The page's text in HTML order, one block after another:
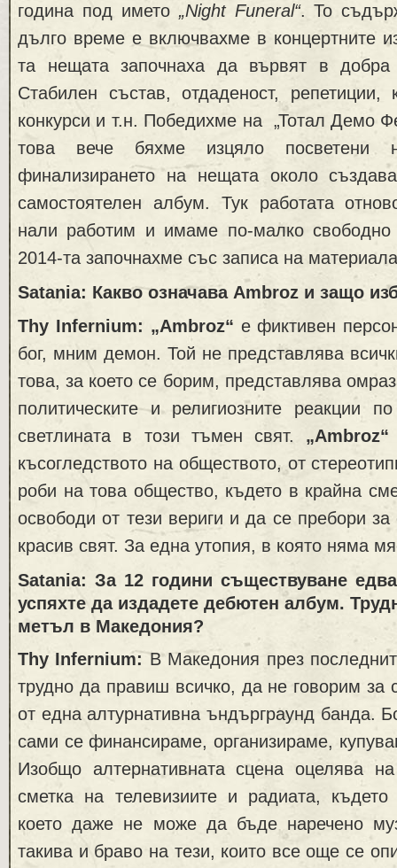
година под името „Night Funeral“. То
дълго време е включвахме в концертните
та нещата започнаха да вървят в добра
Стабилен състав, отдаденост, репетиции,
конкурси и т.н. Победихме на „Тотал Демо
това вече бяхме изцяло посветени
финализирането на нещата около
самостоятелен албум. Тук работата
нали работим и имаме по-малко
2014-та започнахме със записа на
Satania: Какво означава Ambroz и защо
Thy Infernium: „Ambroz“ е фиктивен
бог, мним демон. Той не представлява
това, за което се борим, представлява
политическите и религиозните реакции
светлината в този тъмен свят. „Ambroz“
късогледството на обществото, от
роби на това общество, където в крайна
освободи от тези вериги и да се пребори
красив свят. За една утопия, в която няма
Satania: За 12 години съществуване
успяхте да издадете дебютен албум.
метъл в Македония?
Thy Infernium:В Македония през
трудно да правиш всичко, да не говорим за
от една алтурнативна ъндърграунд банда.
сами се финансираме, организираме,
Изобщо алтернативната сцена оцелява
сметка на телевизиите и радиата,
което даже не може да бъде наречено
такива и браво на тези, които все още се